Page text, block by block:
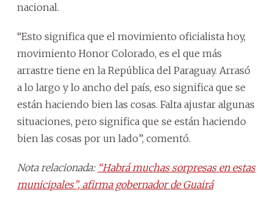
nacional.
“Esto significa que el movimiento oficialista hoy,
movimiento Honor Colorado, es el que más
arrastre tiene en la República del Paraguay. Arrasó
a lo largo y lo ancho del país, eso significa que se
están haciendo bien las cosas. Falta ajustar algunas
situaciones, pero significa que se están haciendo
bien las cosas por un lado”, comentó.
Nota relacionada: “Habrá muchas sorpresas en estas
municipales”, afirma gobernador de Guairá